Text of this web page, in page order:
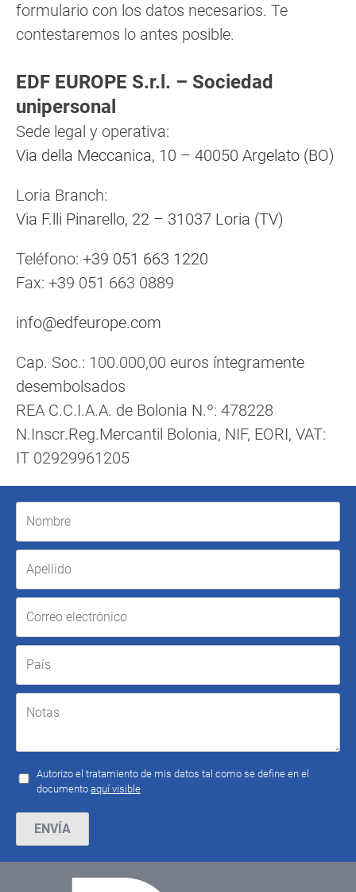
formulario con los datos necesarios. Te
contestaremos lo antes posible.
EDF EUROPE S.r.l. – Sociedad
unipersonal
Sede legal y operativa:
Via della Meccanica, 10 – 40050 Argelato (BO)
Loria Branch:
Via F.lli Pinarello, 22 – 31037 Loria (TV)
Teléfono: +39 051 663 1220
Fax: +39 051 663 0889
info@edfeurope.com
Cap. Soc.: 100.000,00 euros íntegramente
desembolsados
REA C.C.I.A.A. de Bolonia N.º: 478228
N.Inscr.Reg.Mercantil Bolonia, NIF, EORI, VAT:
IT 02929961205
Autorizo el tratamiento de mis datos tal como se define en el
documento aquí visible
Por favor, deja este campo vacío.